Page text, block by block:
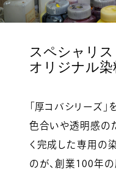
スペシャリ
オリジナル染
「厚コバシリーズ
色合いや透明感の
く完成した専用の
のが、創業100年